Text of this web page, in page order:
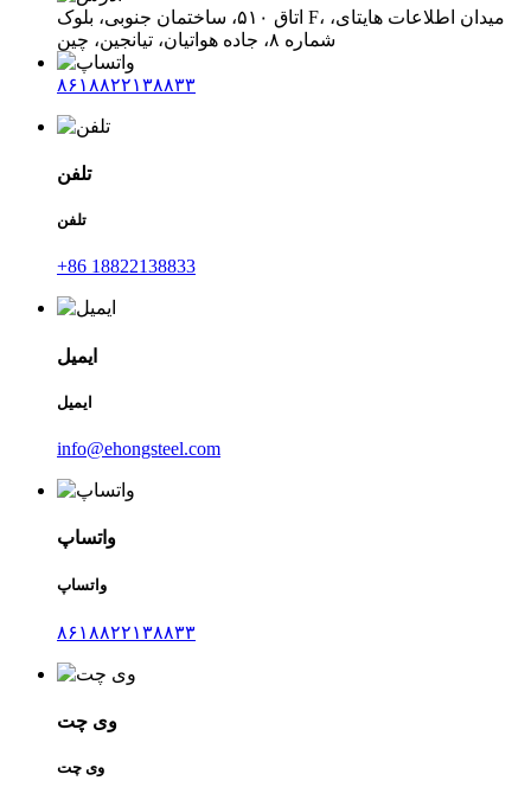
اتاق ۵۱۰، ساختمان جنوبی، بلوک F، میدان اطلاعات هایتای،
شماره ۸، جاده هواتیان، تیانجین، چین
۸۶۱۸۸۲۲۱۳۸۸۳۳
تلفن
تلفن
‎+86 18822138833‎
ایمیل
ایمیل
info@ehongsteel.com
واتساپ
واتساپ
۸۶۱۸۸۲۲۱۳۸۸۳۳
وی چت
وی چت